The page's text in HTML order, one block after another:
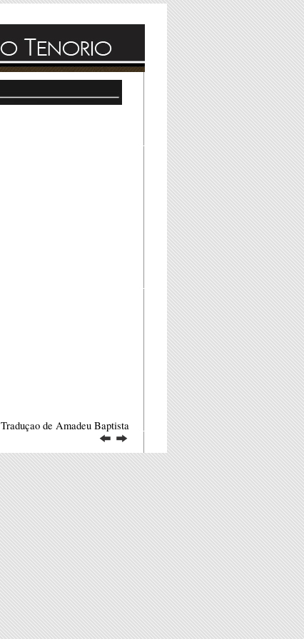
Traduçao de Amadeu Baptista